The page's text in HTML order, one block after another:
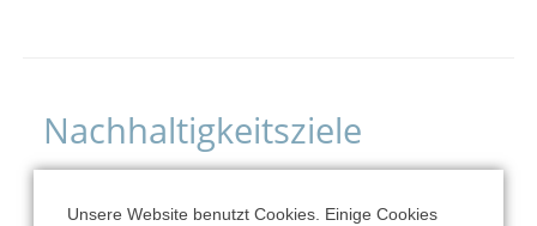
Nachhaltigkeitsziele
Unsere Website benutzt Cookies. Einige Cookies